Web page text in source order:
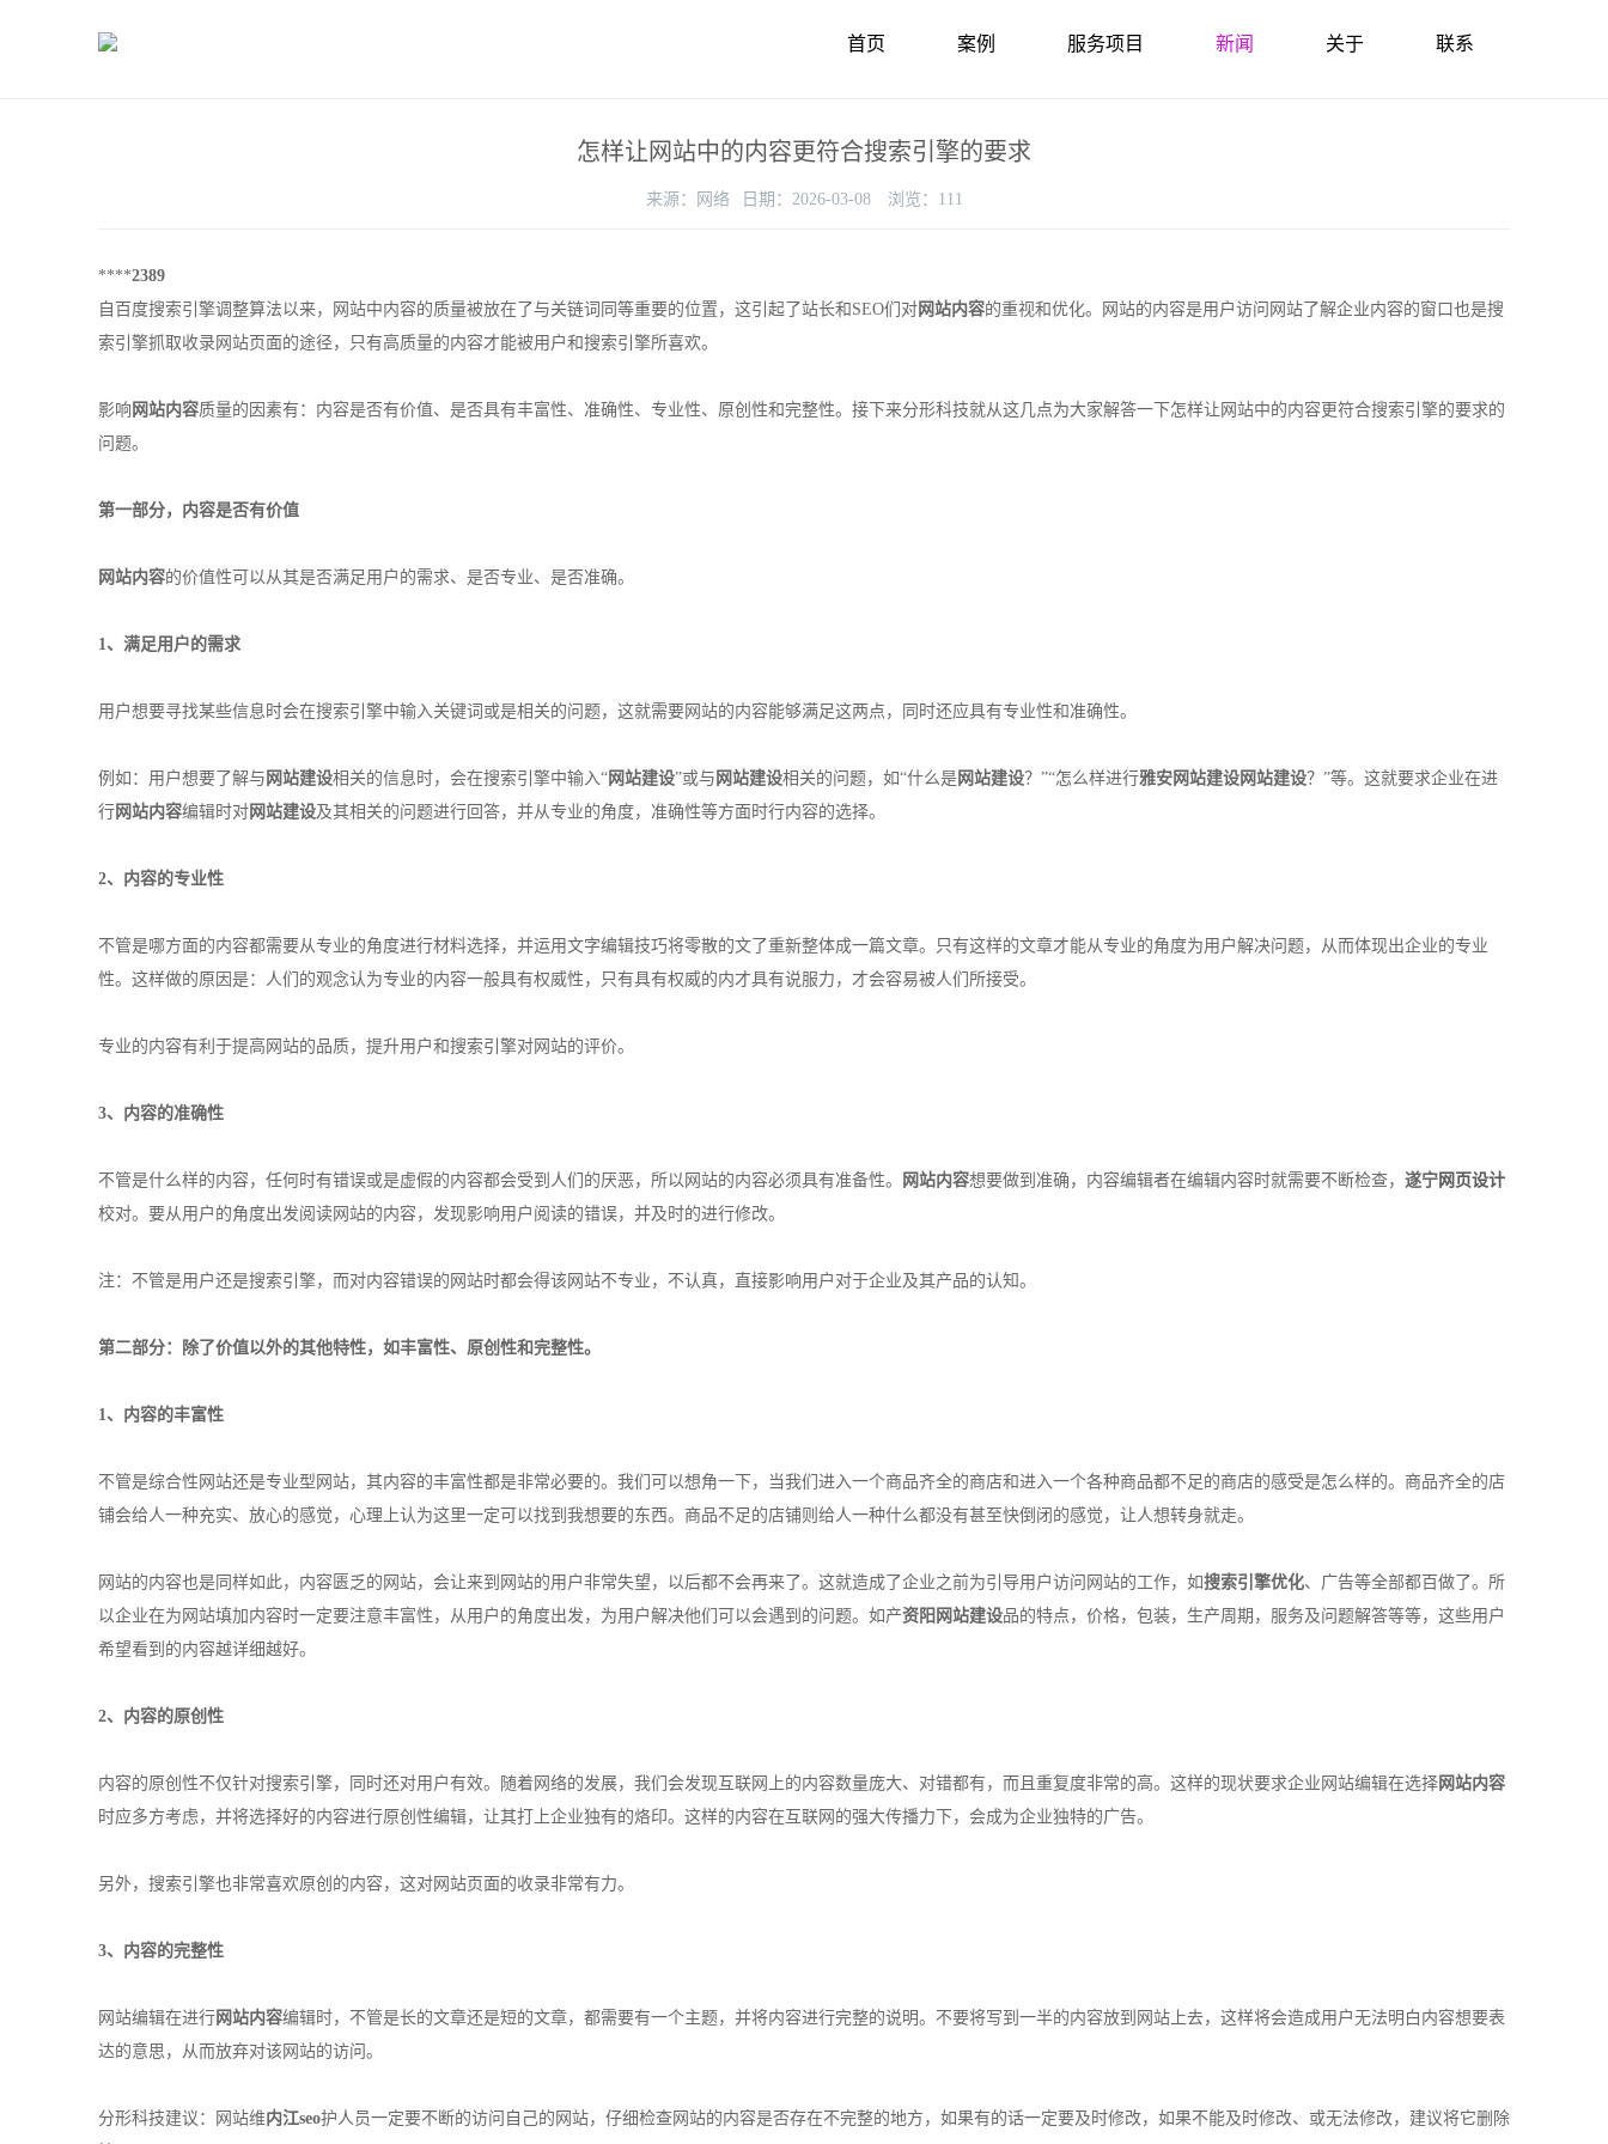
首页 案例 服务项目 新闻 关于 联系
怎样让网站中的内容更符合搜索引擎的要求
来源： 网络 日期： 2026-03-08 浏览： 111
****2389
自百度搜索引擎调整算法以来，网站中内容的质量被放在了与关链词同等重要的位置，这引起了站长和SEO们对 网站内容的重视和优化。网站的内容是用户访问网站了解企业内容的窗口也是搜
索引擎抓取收录网站页面的途径，只有高质量的内容才能被用户和搜索引擎所喜欢。
影响 网站内容质量的因素有：内容是否有价值、是否具有丰富性、准确性、专业性、原创性和完整性。接下来分形科技就从这几点为大家解答一下怎样让网站中的内容更符合搜索引擎的要求的
问题。
第一部分，内容是否有价值
网站内容的价值性可以从其是否满足用户的需求、是否专业、是否准确。
1、满足用户的需求
用户想要寻找某些信息时会在搜索引擎中输入关键词或是相关的问题，这就需要网站的内容能够满足这两点，同时还应具有专业性和准确性。
例如：用户想要了解与 网站建设相关的信息时，会在搜索引擎中输入“ 网站建设”或与 网站建设相关的问题，如“什么是 网站建设？”“怎么样进行雅安网站建设 网站建设？”等。这就要求企业在进
行 网站内容编辑时对 网站建设及其相关的问题进行回答，并从专业的角度，准确性等方面时行内容的选择。
2、内容的专业性
不管是哪方面的内容都需要从专业的角度进行材料选择，并运用文字编辑技巧将零散的文了重新整体成一篇文章。只有这样的文章才能从专业的角度为用户解决问题，从而体现出企业的专业
性。这样做的原因是：人们的观念认为专业的内容一般具有权威性，只有具有权威的内才具有说服力，才会容易被人们所接受。
专业的内容有利于提高网站的品质，提升用户和搜索引擎对网站的评价。
3、内容的准确性
不管是什么样的内容，任何时有错误或是虚假的内容都会受到人们的厌恶，所以网站的内容必须具有准备性。 网站内容想要做到准确，内容编辑者在编辑内容时就需要不断检查， 遂宁 网页设计
校对。要从用户的角度出发阅读网站的内容，发现影响用户阅读的错误，并及时的进行修改。
注：不管是用户还是搜索引擎，而对内容错误的网站时都会得该网站不专业，不认真，直接影响用户对于企业及其产品的认知。
第二部分：除了价值以外的其他特性，如丰富性、原创性和完整性。
1、内容的丰富性
不管是综合性网站还是专业型网站，其内容的丰富性都是非常必要的。我们可以想角一下，当我们进入一个商品齐全的商店和进入一个各种商品都不足的商店的感受是怎么样的。商品齐全的店
铺会给人一种充实、放心的感觉，心理上认为这里一定可以找到我想要的东西。商品不足的店铺则给人一种什么都没有甚至快倒闭的感觉，让人想转身就走。
网站的内容也是同样如此，内容匮乏的网站，会让来到网站的用户非常失望，以后都不会再来了。这就造成了企业之前为引导用户访问网站的工作，如搜索引擎优化、广告等全部都百做了。所
以企业在为网站填加内容时一定要注意丰富性，从用户的角度出发，为用户解决他们可以会遇到的问题。如产资阳网站建设品的特点，价格，包装，生产周期，服务及问题解答等等，这些用户
希望看到的内容越详细越好。
2、内容的原创性
内容的原创性不仅针对搜索引擎，同时还对用户有效。随着网络的发展，我们会发现互联网上的内容数量庞大、对错都有，而且重复度非常的高。这样的现状要求企业网站编辑在选择 网站内容
时应多方考虑，并将选择好的内容进行原创性编辑，让其打上企业独有的烙印。这样的内容在互联网的强大传播力下，会成为企业独特的广告。
另外，搜索引擎也非常喜欢原创的内容，这对网站页面的收录非常有力。
3、内容的完整性
网站编辑在进行 网站内容编辑时，不管是长的文章还是短的文章，都需要有一个主题，并将内容进行完整的说明。不要将写到一半的内容放到网站上去，这样将会造成用户无法明白内容想要表
达的意思，从而放弃对该网站的访问。
分形科技建议：网站维内江seo护人员一定要不断的访问自己的网站，仔细检查网站的内容是否存在不完整的地方，如果有的话一定要及时修改，如果不能及时修改、或无法修改，建议将它删除